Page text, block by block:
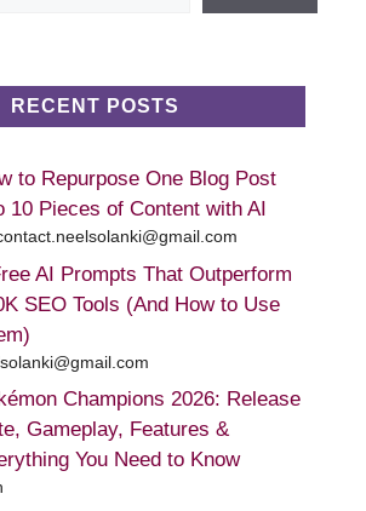
RECENT POSTS
to Repurpose One Blog Post
10 Pieces of Content with AI
AI Prompts That Outperform
SEO Tools (And How to Use
Champions 2026: Release
Gameplay, Features &
You Need to Know